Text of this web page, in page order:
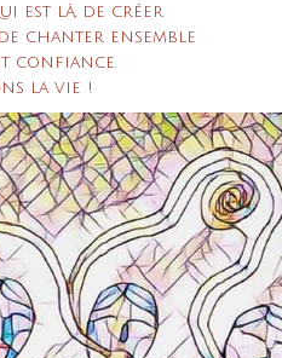
est là, de créer
chanter ensemble
confiance.
la vie !